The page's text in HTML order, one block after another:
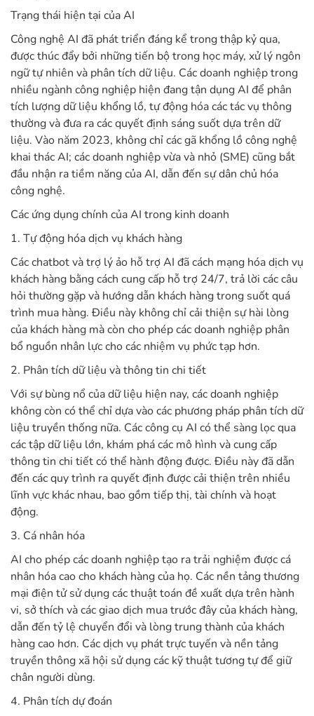
Trạng thái hiện tại của AI
Công nghệ AI đã phát triển đáng kể trong thập kỷ qua,
được thúc đẩy bởi những tiến bộ trong học máy, xử lý ngôn
ngữ tự nhiên và phân tích dữ liệu. Các doanh nghiệp trong
nhiều ngành công nghiệp hiện đang tận dụng AI để phân
tích lượng dữ liệu khổng lồ, tự động hóa các tác vụ thông
thường và đưa ra các quyết định sáng suốt dựa trên dữ
liệu. Vào năm 2023, không chỉ các gã khổng lồ công nghệ
khai thác AI; các doanh nghiệp vừa và nhỏ (SME) cũng bắt
đầu nhận ra tiềm năng của AI, dẫn đến sự dân chủ hóa
công nghệ.
Các ứng dụng chính của AI trong kinh doanh
1. Tự động hóa dịch vụ khách hàng
Các chatbot và trợ lý ảo hỗ trợ AI đã cách mạng hóa dịch vụ
khách hàng bằng cách cung cấp hỗ trợ 24/7, trả lời các câu
hỏi thường gặp và hướng dẫn khách hàng trong suốt quá
trình mua hàng. Điều này không chỉ cải thiện sự hài lòng
của khách hàng mà còn cho phép các doanh nghiệp phân
bổ nguồn nhân lực cho các nhiệm vụ phức tạp hơn.
2. Phân tích dữ liệu và thông tin chi tiết
Với sự bùng nổ của dữ liệu hiện nay, các doanh nghiệp
không còn có thể chỉ dựa vào các phương pháp phân tích dữ
liệu truyền thống nữa. Các công cụ AI có thể sàng lọc qua
các tập dữ liệu lớn, khám phá các mô hình và cung cấp
thông tin chi tiết có thể hành động được. Điều này đã dẫn
đến các quy trình ra quyết định được cải thiện trên nhiều
lĩnh vực khác nhau, bao gồm tiếp thị, tài chính và hoạt
động.
3. Cá nhân hóa
AI cho phép các doanh nghiệp tạo ra trải nghiệm được cá
nhân hóa cao cho khách hàng của họ. Các nền tảng thương
mại điện tử sử dụng các thuật toán đề xuất dựa trên hành
vi, sở thích và các giao dịch mua trước đây của khách hàng,
dẫn đến tỷ lệ chuyển đổi và lòng trung thành của khách
hàng cao hơn. Các dịch vụ phát trực tuyến và nền tảng
truyền thông xã hội sử dụng các kỹ thuật tương tự để giữ
chân người dùng.
4. Phân tích dự đoán